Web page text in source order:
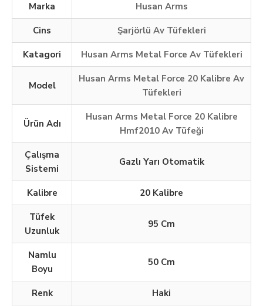
Marka Husan Arms
Cins Şarjörlü Av Tüfekleri
Katagori Husan Arms Metal Force Av Tüfekleri
Model
Husan Arms Metal Force 20 Kalibre Av
Tüfekleri
Ürün Adı
Husan Arms Metal Force 20 Kalibre
Hmf2010 Av Tüfeği
Çalışma
Sistemi
Gazlı Yarı Otomatik
Kalibre 20 Kalibre
Tüfek
Uzunluk
95 Cm
Namlu
Boyu
50 Cm
Renk Haki